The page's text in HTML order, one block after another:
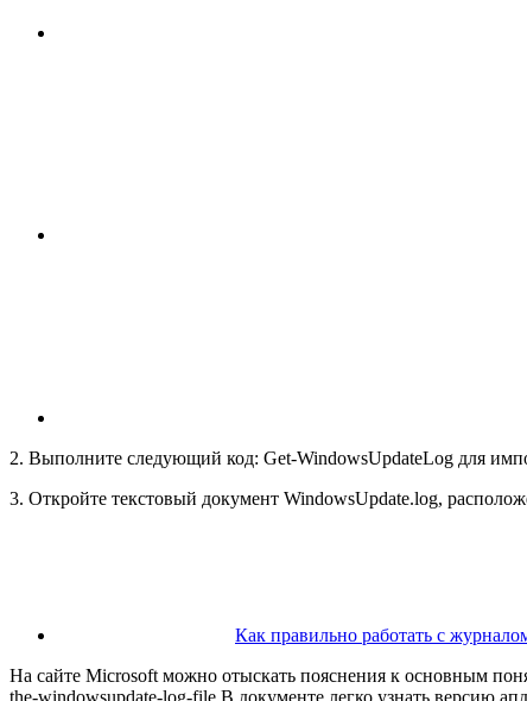
2. Выполните следующий код: Get-WindowsUpdateLog для
3. Откройте текстовый документ WindowsUpdate.log,
Как правильно работать с
На сайте Microsoft можно отыскать пояснения к основным